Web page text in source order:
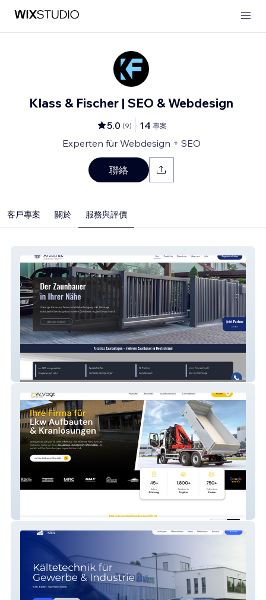
Klass & Fischer | SEO & Webdesign
5.0 (9) 14 專案
Experten für Webdesign + SEO
聯絡
客戶專案 關於 服務與評價
Alcatraz Zaunanlagen GmbH